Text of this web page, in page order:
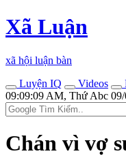
Xã Luận
xã hội luận bàn
Luyện IQ
Videos
09:09:09 AM, Thứ Abc 09/
Chán vì vợ